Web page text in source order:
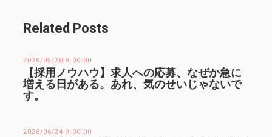
Related Posts
2026/05/20 9:00:00
【採用ノウハウ】求人への応募、なぜか急に
増える日がある。あれ、気のせいじゃないで
す。
2026/06/24 9:00:00